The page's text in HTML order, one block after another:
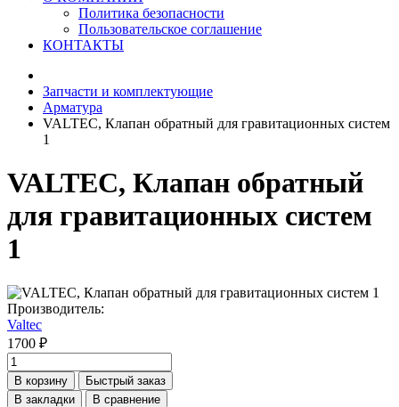
Политика безопасности
Пользовательское соглашение
КОНТАКТЫ
Запчасти и комплектующие
Арматура
VALTEC, Клапан обратный для гравитационных систем
1
VALTEC, Клапан обратный
для гравитационных систем
1
Производитель:
Valtec
1700 ₽
В корзину
Быстрый заказ
В закладки
В сравнение